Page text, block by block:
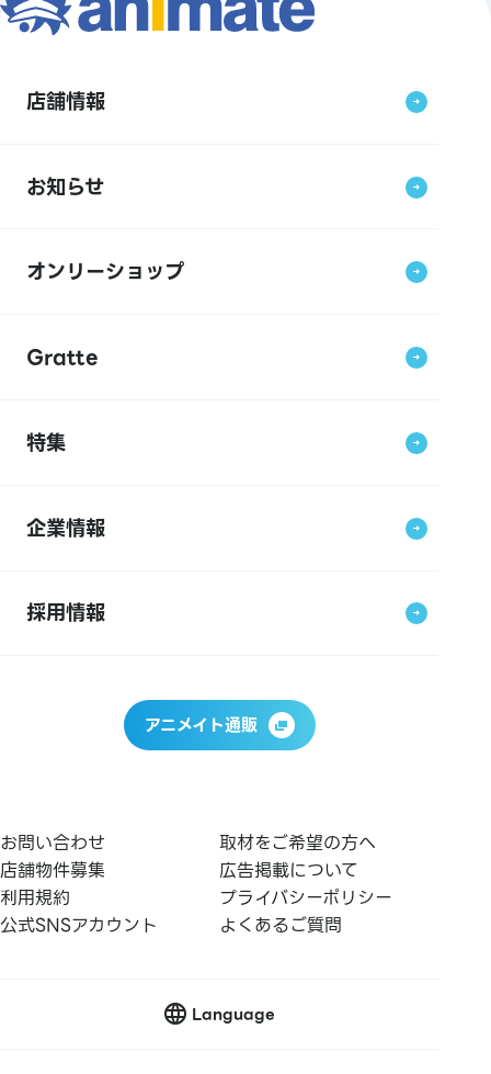
店舗情報
お知らせ
オンリーショップ
Gratte
特集
企業情報
採用情報
アニメイト通販
お問い合わせ
取材をご希望の方へ
店舗物件募集
広告掲載について
利用規約
プライバシーポリシー
公式SNSアカウント
よくあるご質問
Language